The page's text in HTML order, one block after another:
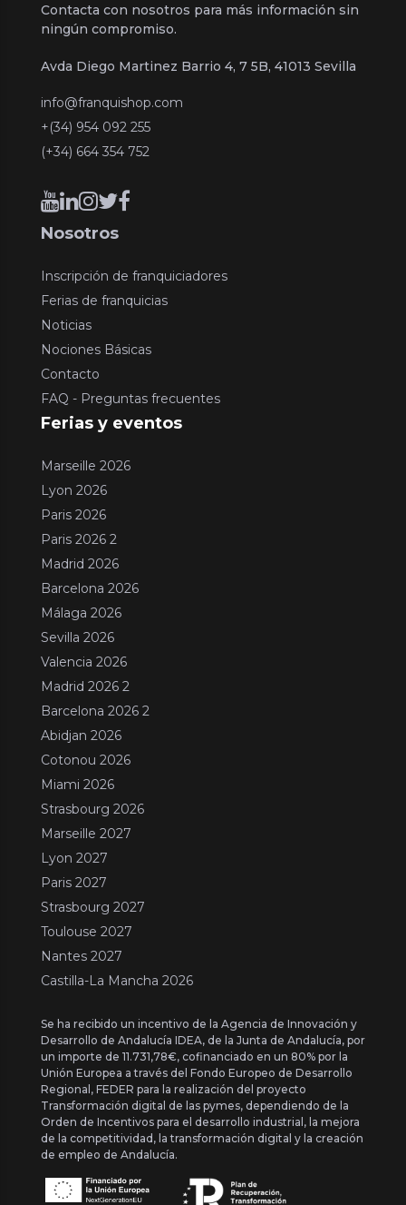
Contacta con nosotros para más información sin
ningún compromiso.
Avda Diego Martinez Barrio 4, 7 5B, 41013 Sevilla
info@franquishop.com
+(34) 954 092 255
(+34) 664 354 752
Nosotros
Inscripción de franquiciadores
Ferias de franquicias
Noticias
Nociones Básicas
Contacto
FAQ - Preguntas frecuentes
Ferias y eventos
Marseille 2026
Lyon 2026
Paris 2026
Paris 2026 2
Madrid 2026
Barcelona 2026
Málaga 2026
Sevilla 2026
Valencia 2026
Madrid 2026 2
Barcelona 2026 2
Abidjan 2026
Cotonou 2026
Miami 2026
Strasbourg 2026
Marseille 2027
Lyon 2027
Paris 2027
Strasbourg 2027
Toulouse 2027
Nantes 2027
Castilla-La Mancha 2026
Se ha recibido un incentivo de la Agencia de Innovación y
Desarrollo de Andalucía IDEA, de la Junta de Andalucía, por
un importe de 11.731,78€, cofinanciado en un 80% por la
Unión Europea a través del Fondo Europeo de Desarrollo
Regional, FEDER para la realización del proyecto
Transformación digital de las pymes, dependiendo de la
Orden de Incentivos para el desarrollo industrial, la mejora
de la competitividad, la transformación digital y la creación
de empleo de Andalucía.